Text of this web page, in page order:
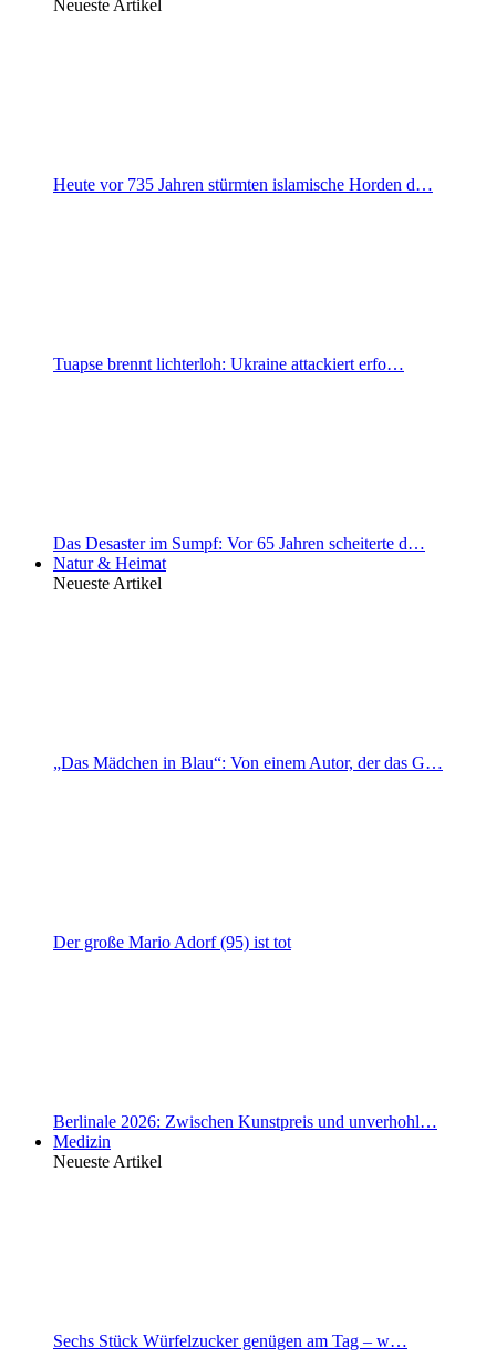
Neueste Artikel
Heute vor 735 Jahren stürmten islamische Horden d…
Tuapse brennt lichterloh: Ukraine attackiert erfo…
Das Desaster im Sumpf: Vor 65 Jahren scheiterte d…
Natur & Heimat
Neueste Artikel
„Das Mädchen in Blau“: Von einem Autor, der das G…
Der große Mario Adorf (95) ist tot
Berlinale 2026: Zwischen Kunstpreis und unverhohl…
Medizin
Neueste Artikel
Sechs Stück Würfelzucker genügen am Tag – w…